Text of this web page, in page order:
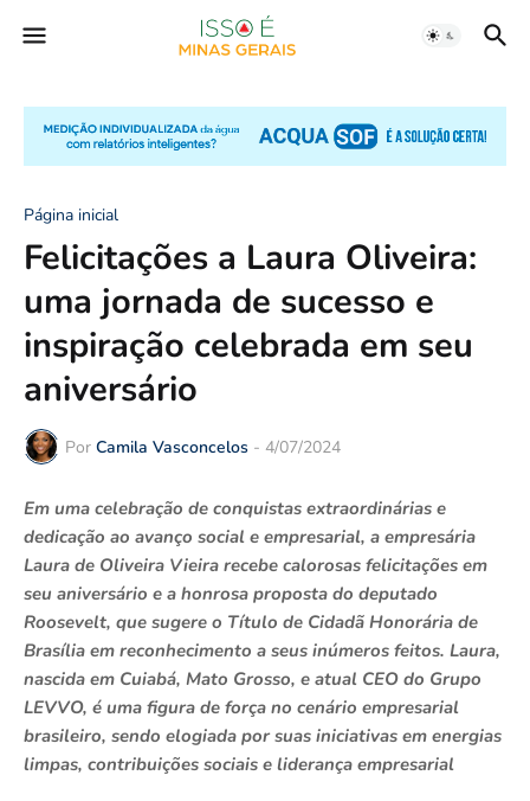
Página inicial
Felicitações a Laura Oliveira:
uma jornada de sucesso e
inspiração celebrada em seu
aniversário
Por Camila Vasconcelos - 4/07/2024
Em uma celebração de conquistas extraordinárias e
dedicação ao avanço social e empresarial, a empresária
Laura de Oliveira Vieira recebe calorosas felicitações em
seu aniversário e a honrosa proposta do deputado
Roosevelt, que sugere o Título de Cidadã Honorária de
Brasília em reconhecimento a seus inúmeros feitos. Laura,
nascida em Cuiabá, Mato Grosso, e atual CEO do Grupo
LEVVO, é uma figura de força no cenário empresarial
brasileiro, sendo elogiada por suas iniciativas em energias
limpas, contribuições sociais e liderança empresarial